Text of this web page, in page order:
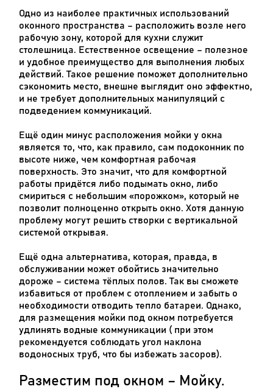
Разместим под окном – Мойку.
Ещё одна альтернатива, которая, правда, в
обслуживании может обойтись значительно
дороже – система тёплых полов. Так вы сможете
избавиться от проблем с отоплением и забыть о
необходимости отводить тепло батареи. Однако,
для размещения мойки под окном потребуется
удлинять водные коммуникации ( при этом
рекомендуется соблюдать угол наклона
водоносных труб, что бы избежать засоров).
Ещё один минус расположения мойки у окна
является то, что, как правило, сам подоконник по
высоте ниже, чем комфортная рабочая
поверхность. Это значит, что для комфортной
работы придётся либо подымать окно, либо
смириться с небольшим «порожком», который не
позволит полноценно открыть окно. Хотя данную
проблему могут решить створки с вертикальной
системой открывая.
Одно из наиболее практичных использований
оконного пространства – расположить возле него
рабочую зону, которой для кухни служит
столешница. Естественное освещение – полезное
и удобное преимущество для выполнения любых
действий. Такое решение поможет дополнительно
сэкономить место, внешне выглядит оно эффектно,
и не требует дополнительных манипуляций с
подведением коммуникаций.